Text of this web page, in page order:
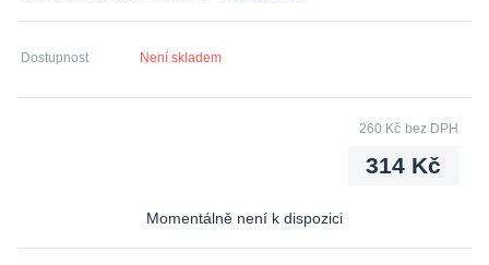
Dostupnost Není skladem
314 Kč
260 Kč bez DPH
Momentálně není k dispozici